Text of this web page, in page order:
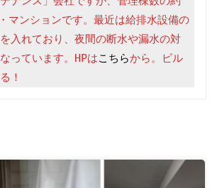
マンションです。最近は給排水設備の
入れており、夜間の断水や漏水の対
っています。HPはこちらから。ビル
！